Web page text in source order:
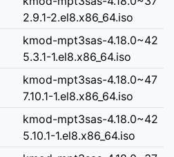
2.9.1-2.el8.x86_64.iso
kmod-mpt3sas-4.18.0~42
5.3.1-1.el8.x86_64.iso
kmod-mpt3sas-4.18.0~47
7.10.1-1.el8.x86_64.iso
kmod-mpt3sas-4.18.0~42
5.10.1-1.el8.x86_64.iso